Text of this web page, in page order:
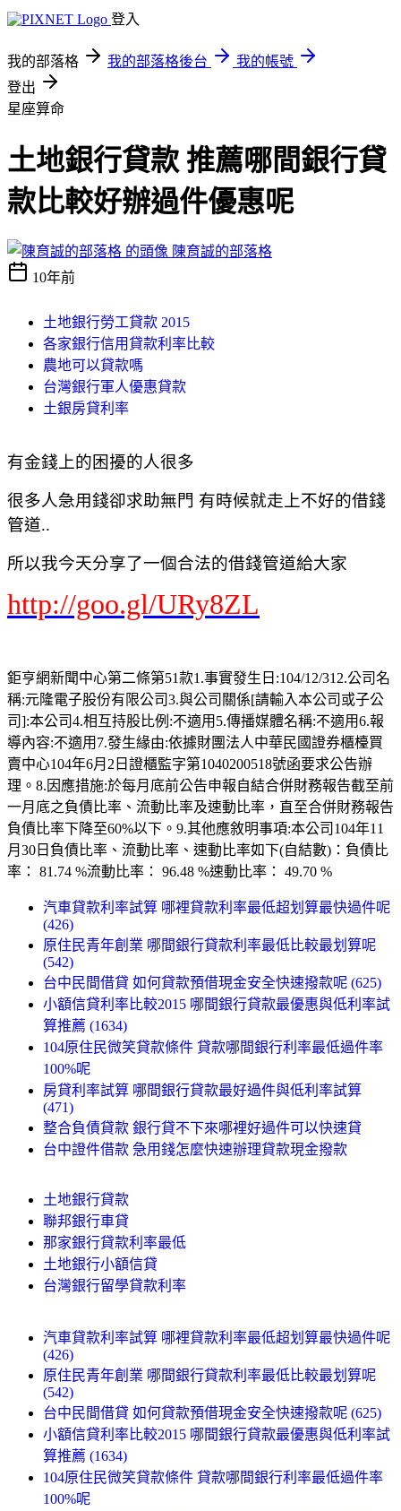
登入
我的部落格 我的部落格後台
我的帳號
登出
星座算命
土地銀行貸款 推薦哪間銀行貸
款比較好辦過件優惠呢
陳育誠的部落格
10年前
土地銀行勞工貸款 2015
各家銀行信用貸款利率比較
農地可以貸款嗎
台灣銀行軍人優惠貸款
土銀房貸利率
有金錢上的困擾的人很多
很多人急用錢卻求助無門 有時候就走上不好的借錢
管道..
所以我今天分享了一個合法的借錢管道給大家
http://goo.gl/URy8ZL
鉅亨網新聞中心第二條第51款1.事實發生日:104/12/312.公司名
稱:元隆電子股份有限公司3.與公司關係[請輸入本公司或子公
司]:本公司4.相互持股比例:不適用5.傳播媒體名稱:不適用6.報
導內容:不適用7.發生緣由:依據財團法人中華民國證券櫃檯買
賣中心104年6月2日證櫃監字第1040200518號函要求公告辦
理。8.因應措施:於每月底前公告申報自結合併財務報告截至前
一月底之負債比率、流動比率及速動比率，直至合併財務報告
負債比率下降至60%以下。9.其他應敘明事項:本公司104年11
月30日負債比率、流動比率、速動比率如下(自結數)：負債比
率： 81.74 %流動比率： 96.48 %速動比率： 49.70 %
汽車貸款利率試算 哪裡貸款利率最低超划算最快過件呢
(426)
原住民青年創業 哪間銀行貸款利率最低比較最划算呢
(542)
台中民間借貸 如何貸款預借現金安全快速撥款呢 (625)
小額信貸利率比較2015 哪間銀行貸款最優惠與低利率試
算推薦 (1634)
104原住民微笑貸款條件 貸款哪間銀行利率最低過件率
100%呢
房貸利率試算 哪間銀行貸款最好過件與低利率試算
(471)
整合負債貸款 銀行貸不下來哪裡好過件可以快速貸
台中證件借款 急用錢怎麼快速辦理貸款現金撥款
土地銀行貸款
聯邦銀行車貸
那家銀行貸款利率最低
土地銀行小額信貸
台灣銀行留學貸款利率
汽車貸款利率試算 哪裡貸款利率最低超划算最快過件呢
(426)
原住民青年創業 哪間銀行貸款利率最低比較最划算呢
(542)
台中民間借貸 如何貸款預借現金安全快速撥款呢 (625)
小額信貸利率比較2015 哪間銀行貸款最優惠與低利率試
算推薦 (1634)
104原住民微笑貸款條件 貸款哪間銀行利率最低過件率
100%呢